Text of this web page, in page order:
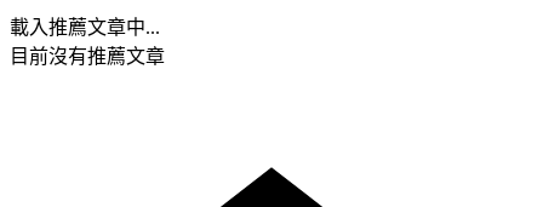
載入推薦文章中...
目前沒有推薦文章